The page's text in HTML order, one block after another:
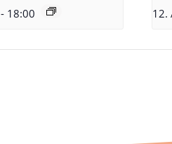
- 18:00 12.